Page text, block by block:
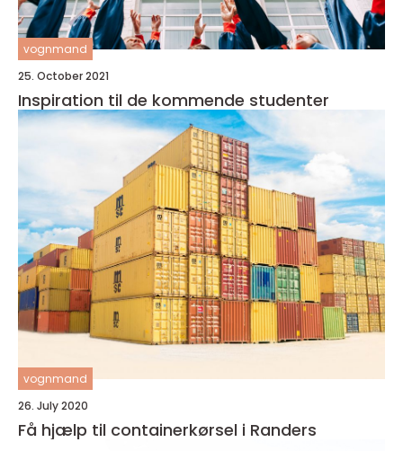
vognmand
25. October 2021
Inspiration til de kommende studenter
vognmand
26. July 2020
Få hjælp til containerkørsel i Randers